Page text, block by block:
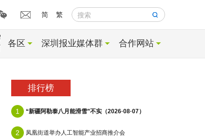
简 繁 搜索
各区 深圳报业媒体群 合作网站
排行榜
1 “新疆阿勒泰八月能滑雪”不实（2026·08·07）
2 凤凰街道举办人工智能产业招商推介会